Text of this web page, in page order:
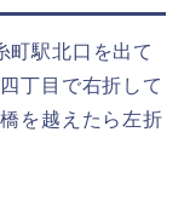
町駅北口を出て
丁目で右折して
を越えたら左折